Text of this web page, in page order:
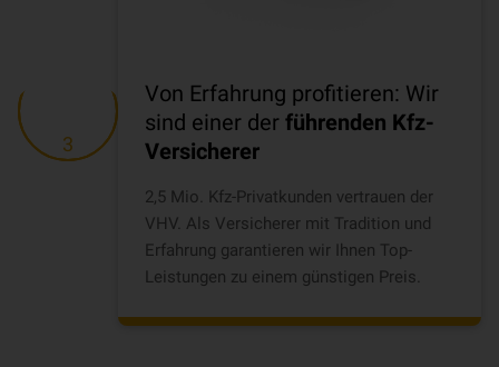
3
Von Erfahrung profitieren: Wir
sind einer der führenden Kfz-
Versicherer
2,5 Mio. Kfz-Privatkunden vertrauen der
VHV. Als Versicherer mit Tradition und
Erfahrung garantieren wir Ihnen Top-
Leistungen zu einem günstigen Preis.